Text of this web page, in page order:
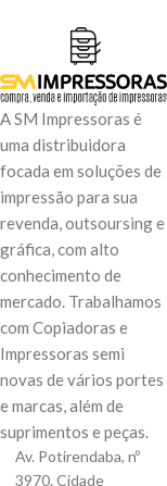
confiabilidade.
A SM Impressoras é
uma distribuidora
focada em soluções de
impressão para sua
revenda, outsoursing e
gráfica, com alto
conhecimento de
mercado. Trabalhamos
com Copiadoras e
Impressoras semi
novas de vários portes
e marcas, além de
suprimentos e peças.
Av. Potirendaba, nº
3970. Cidade